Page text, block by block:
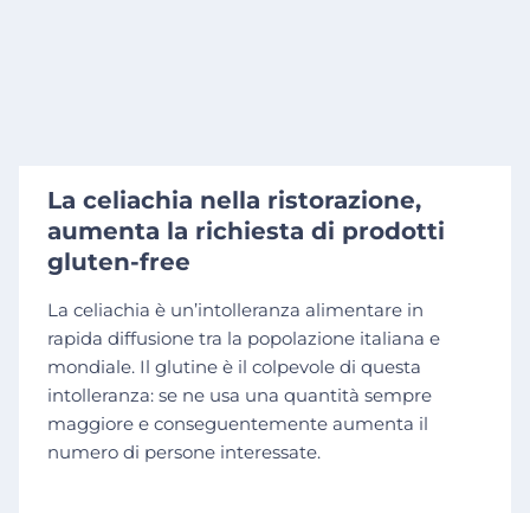
La celiachia nella ristorazione,
aumenta la richiesta di prodotti
gluten-free
La celiachia è un’intolleranza alimentare in
rapida diffusione tra la popolazione italiana e
mondiale. Il glutine è il colpevole di questa
intolleranza: se ne usa una quantità sempre
maggiore e conseguentemente aumenta il
numero di persone interessate.